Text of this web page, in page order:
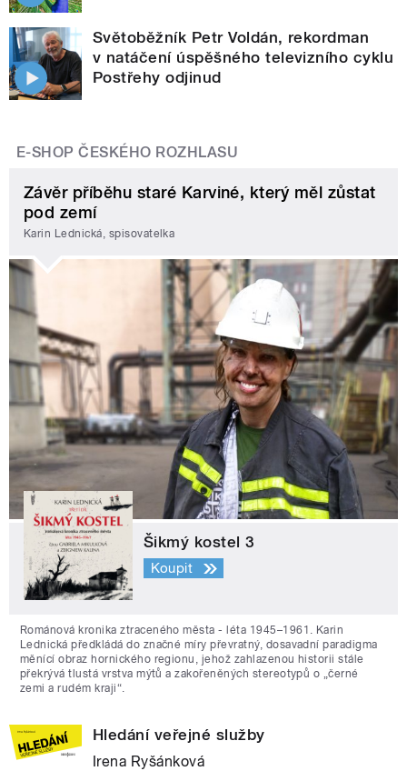
Světoběžník Petr Voldán, rekordman
v natáčení úspěšného televizního cyklu
Postřehy odjinud
E-SHOP ČESKÉHO ROZHLASU
Závěr příběhu staré Karviné, který měl zůstat
pod zemí
Karin Lednická, spisovatelka
Šikmý kostel 3
Koupit
Románová kronika ztraceného města - léta 1945–1961. Karin
Lednická předkládá do značné míry převratný, dosavadní paradigma
měnící obraz hornického regionu, jehož zahlazenou historii stále
překrývá tlustá vrstva mýtů a zakořeněných stereotypů o „černé
zemi a rudém kraji“.
Hledání veřejné služby
Irena Ryšánková